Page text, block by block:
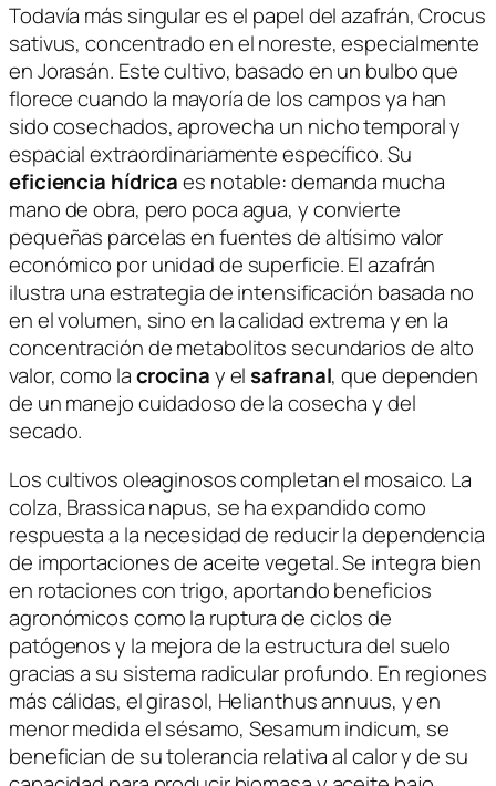
Todavía más singular es el papel del azafrán,Crocus
sativus, concentrado en el noreste, especialmente
en Jorasán. Este cultivo, basado en un bulbo que
florece cuando la mayoría de los campos ya han
sido cosechados, aprovecha un nicho temporal y
espacial extraordinariamente específico. Su
eficiencia hídricaes notable: demanda mucha
mano de obra, pero poca agua, y convierte
pequeñas parcelas en fuentes de altísimo valor
económico por unidad de superficie. El azafrán
ilustra una estrategia de intensificación basada no
en el volumen, sino en la calidad extrema y en la
concentración de metabolitos secundarios de alto
valor, como lacrocinay elsafranal, que dependen
de un manejo cuidadoso de la cosecha y del
secado.
Los cultivos oleaginosos completan el mosaico. La
colza, Brassica napus, se ha expandido como
respuesta a la necesidad de reducir la dependencia
de importaciones de aceite vegetal. Se integra bien
en rotaciones con trigo, aportando beneficios
agronómicos como la ruptura de ciclos de
patógenos y la mejora de la estructura del suelo
gracias a su sistema radicular profundo. En regiones
más cálidas, el girasol, Helianthus annuus, y en
menor medida el sésamo, Sesamum indicum, se
benefician de su tolerancia relativa al calor y de su